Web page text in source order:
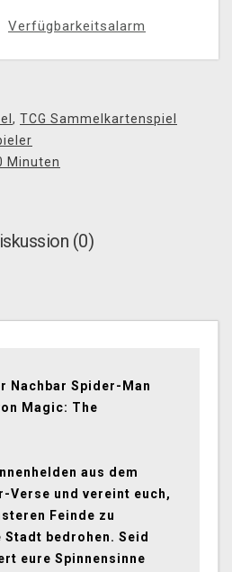
Verfügbarkeitsalarm
, TCG Sammelkartenspiel
Minuten
(0)
Nachbar Spider-Man
Magic: The
aus dem
Verse und vereint euch,
Feinde zu
Stadt bedrohen. Seid
eure Spinnensinne